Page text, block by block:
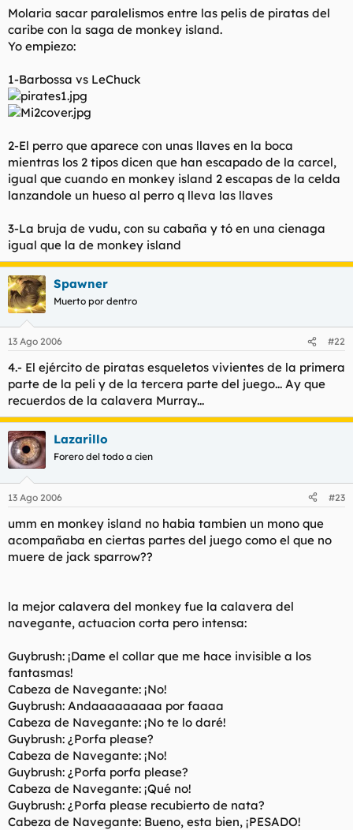
Molaria sacar paralelismos entre las pelis de piratas del
caribe con la saga de monkey island.
Yo empiezo:
1-Barbossa vs LeChuck
2-El perro que aparece con unas llaves en la boca
mientras los 2 tipos dicen que han escapado de la carcel,
igual que cuando en monkey island 2 escapas de la celda
lanzandole un hueso al perro q lleva las llaves
3-La bruja de vudu, con su cabaña y tó en una cienaga
igual que la de monkey island
Spawner
Muerto por dentro
13 Ago 2006 #22
4.- El ejército de piratas esqueletos vivientes de la primera
parte de la peli y de la tercera parte del juego... Ay que
recuerdos de la calavera Murray...
Lazarillo
Forero del todo a cien
13 Ago 2006 #23
umm en monkey island no habia tambien un mono que
acompañaba en ciertas partes del juego como el que no
muere de jack sparrow??
la mejor calavera del monkey fue la calavera del
navegante, actuacion corta pero intensa:
Guybrush: ¡Dame el collar que me hace invisible a los
fantasmas!
Cabeza de Navegante: ¡No!
Guybrush: Andaaaaaaaaa por faaaa
Cabeza de Navegante: ¡No te lo daré!
Guybrush: ¿Porfa please?
Cabeza de Navegante: ¡No!
Guybrush: ¿Porfa porfa please?
Cabeza de Navegante: ¡Qué no!
Guybrush: ¿Porfa please recubierto de nata?
Cabeza de Navegante: Bueno, esta bien, ¡PESADO!